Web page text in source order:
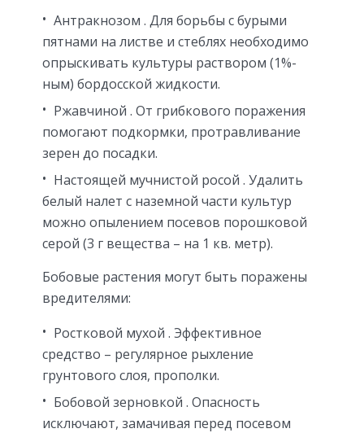
Антракнозом . Для борьбы с бурыми
пятнами на листве и стеблях необходимо
опрыскивать культуры раствором (1%-
ным) бордосской жидкости.
Ржавчиной . От грибкового поражения
помогают подкормки, протравливание
зерен до посадки.
Настоящей мучнистой росой . Удалить
белый налет с наземной части культур
можно опылением посевов порошковой
серой (3 г вещества – на 1 кв. метр).
Бобовые растения могут быть поражены
вредителями:
Ростковой мухой . Эффективное
средство – регулярное рыхление
грунтового слоя, прополки.
Бобовой зерновкой . Опасность
исключают, замачивая перед посевом